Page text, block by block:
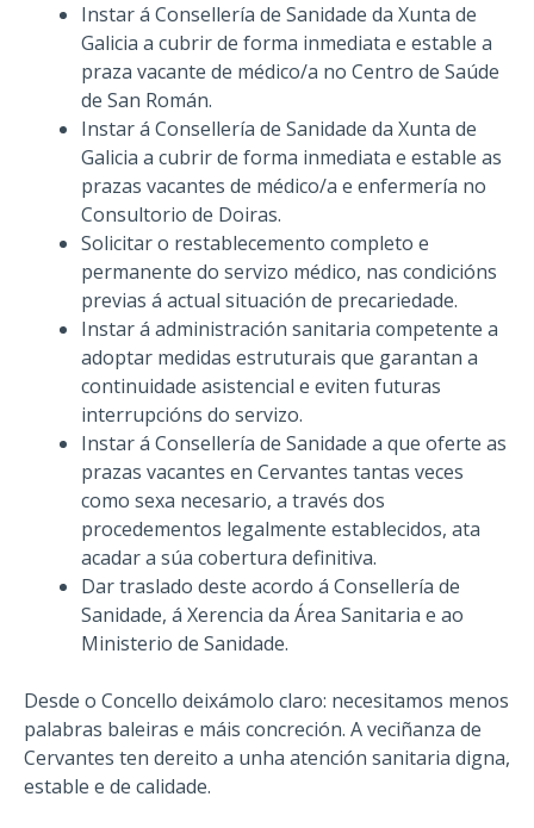
Instar á Consellería de Sanidade da Xunta de
Galicia a cubrir de forma inmediata e estable a
praza vacante de médico/a no Centro de Saúde
de San Román.
Instar á Consellería de Sanidade da Xunta de
Galicia a cubrir de forma inmediata e estable as
prazas vacantes de médico/a e enfermería no
Consultorio de Doiras.
Solicitar o restablecemento completo e
permanente do servizo médico, nas condicións
previas á actual situación de precariedade.
Instar á administración sanitaria competente a
adoptar medidas estruturais que garantan a
continuidade asistencial e eviten futuras
interrupcións do servizo.
Instar á Consellería de Sanidade a que oferte as
prazas vacantes en Cervantes tantas veces
como sexa necesario, a través dos
procedementos legalmente establecidos, ata
acadar a súa cobertura definitiva.
Dar traslado deste acordo á Consellería de
Sanidade, á Xerencia da Área Sanitaria e ao
Ministerio de Sanidade.
Desde o Concello deixámolo claro: necesitamos menos
palabras baleiras e máis concreción. A veciñanza de
Cervantes ten dereito a unha atención sanitaria digna,
estable e de calidade.